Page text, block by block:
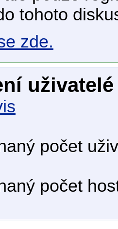
tohoto
zde.
uživatelé
počet
počet